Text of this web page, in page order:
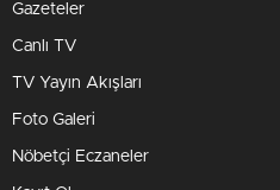
Gazeteler
Canlı TV
TV Yayın Akışları
Foto Galeri
Nöbetçi Eczaneler